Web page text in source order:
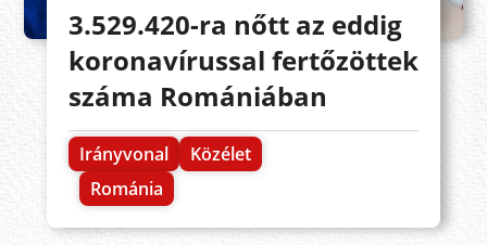
3.529.420-ra nőtt az eddig
koronavírussal fertőzöttek
száma Romániában
Irányvonal
Közélet
Románia